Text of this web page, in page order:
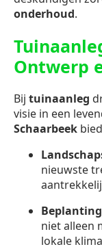
onderhoud.
Ontwerp
Bij tuinaanleg
visie in een
Schaarbeek
nieuwste
niet alleen
lokale